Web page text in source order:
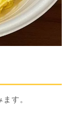
す。